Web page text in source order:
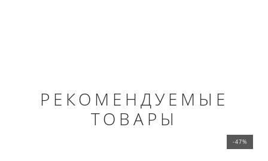
РЕКОМЕНДУЕМЫЕ
ТОВАРЫ
-47%